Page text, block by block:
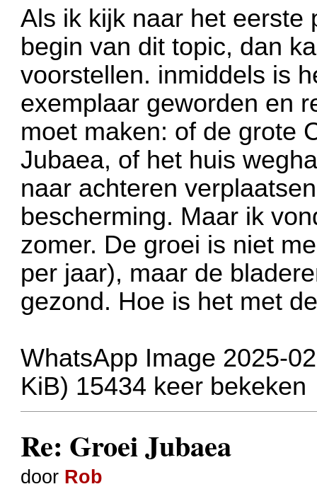
Als ik kijk naar het eerste
begin van dit topic, dan
voorstellen. inmiddels is
exemplaar geworden en
moet maken: of de grote
Jubaea, of het huis
naar achteren
bescherming. Maar ik
zomer. De groei is niet
per jaar), maar de
gezond. Hoe is het met
WhatsApp Image 2025-
KiB) 15434 keer bekeken
Re: Groei Jubaea
door Rob